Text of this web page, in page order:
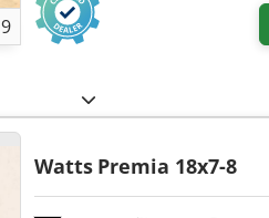
9
Watts Premia 18x7-8